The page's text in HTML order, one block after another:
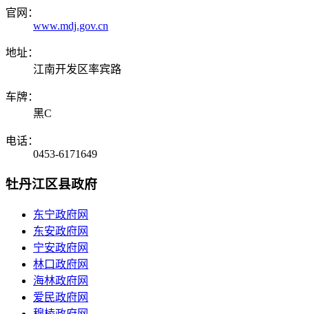
官网：
www.mdj.gov.cn
地址：
江南开发区率宾路
车牌：
黑C
电话：
0453-6171649
牡丹江区县政府
东宁政府网
东安政府网
宁安政府网
林口政府网
海林政府网
爱民政府网